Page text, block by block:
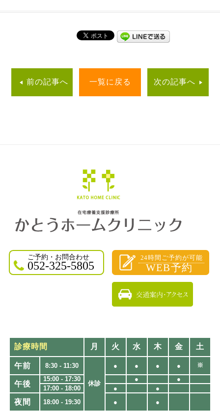
前の記事へ 一覧に戻る 次の記事へ
ご予約・お問合わせ
052-325-5805
24時間ご予約が可能
WEB予約
診療時間 月 火 水 木 金 土
午前 8:30 - 11:30
休診
● ● ● ● ※
午後
15:00 - 17:30 ●
●
17:00 - 18:00
● ●
夜間 18:00 - 19:30​ ● ●